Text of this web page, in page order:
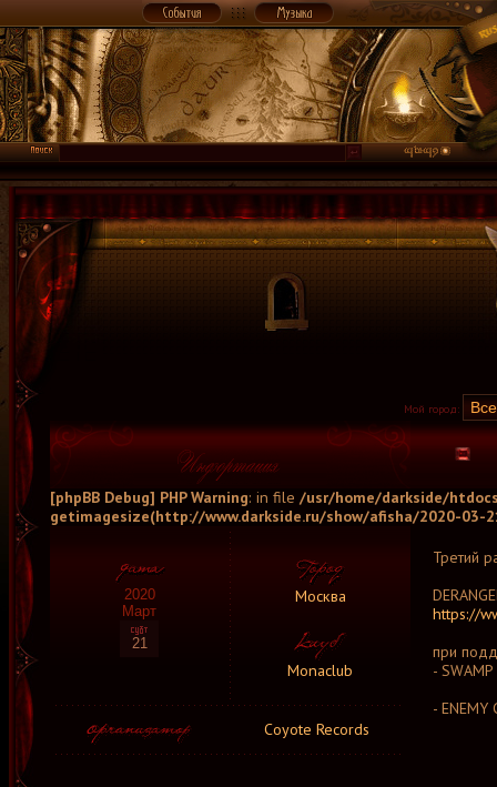
Мой город:
[phpBB Debug] PHP Warning: in file /usr/home/darkside/
getimagesize(http://www.darkside.ru/show/afisha/2020-03-
2020
Март
21
Москва
Monaclub
Coyote Records
Третий
https://
при
-
-